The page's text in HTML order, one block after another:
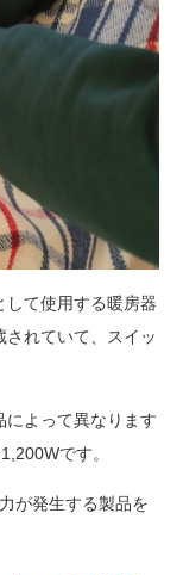
して使用する暖房器
れていて、スイッ
によって異なります
です。
が発生する製品を